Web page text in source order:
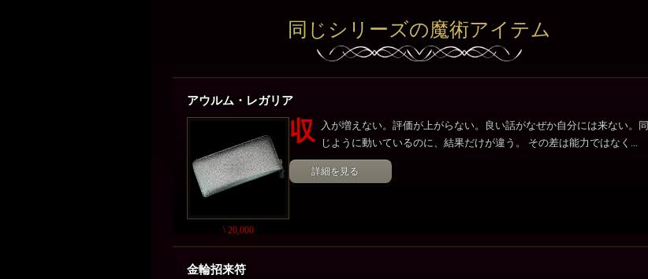
同じシリーズの魔術アイテム
アウルム・レガリア
\ 20,000
収
入が増えない。評価が上がらない。良い話がなぜか自分には来ない。同
じように動いているのに、結果だけが違う。 その差は能力ではなく...
詳細を見る
金輪招来符